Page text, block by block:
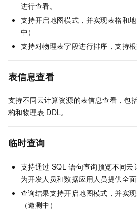
进行查看。
支持开启地图模式，并实现表格和
中）
支持对物理表字段进行排序，支持根
表信息查看
支持不同云计算资源的表信息查看，包
构和物理表 DDL。
临时查询
支持通过 SQL 语句查询预览不同云
为开发人员和数据应用人员提供全面
查询结果支持开启地图模式，并实
（邀测中）